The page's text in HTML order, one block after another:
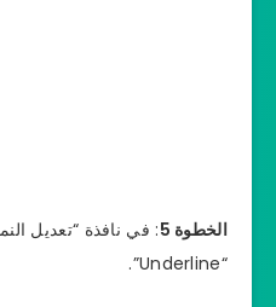
الخطوة 5
: في نافذة “تعديل
“Underline”.